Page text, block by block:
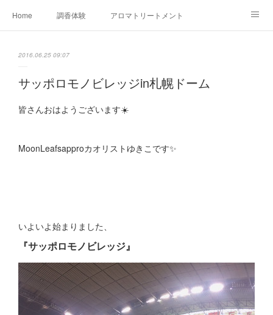
Home 調香体験 アロマトリートメントMenu
Ameblo
2016.06.25 09:07
サッポロモノビレッジin札幌ドーム
皆さんおはようございます☀️
MoonLeafsapproカオリストゆきこです✨
いよいよ始まりました、
『サッポロモノビレッジ』